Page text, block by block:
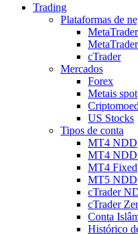
Trading
Plataformas de
cTrader
Mercados
Forex
Metais spot
US Stocks
Tipos de conta
MT4 NDD
MT4 NDD
MT4 Fixed
MT5 NDD
cTrader
cTrader
Conta
Histórico